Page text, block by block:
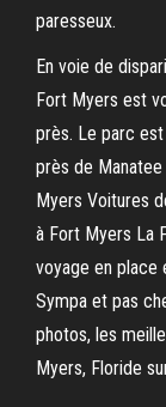
paresseux.
En voie de
Fort Myers est
près. Le parc
près de
Myers Voitures
à Fort Myers La
voyage en place
Sympa et pas
photos, les
Myers, Floride